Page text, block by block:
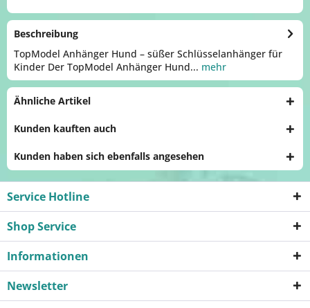
Beschreibung
TopModel Anhänger Hund – süßer Schlüsselanhänger für
Kinder Der TopModel Anhänger Hund... mehr
Ähnliche Artikel
Kunden kauften auch
Kunden haben sich ebenfalls angesehen
Service Hotline
Shop Service
Informationen
Newsletter